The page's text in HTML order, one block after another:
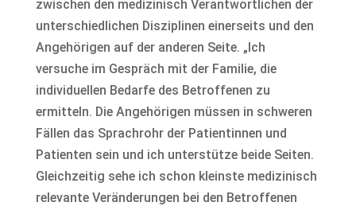
zwischen den medizinisch Verantwortlichen der
unterschiedlichen Disziplinen einerseits und den
Angehörigen auf der anderen Seite. „Ich
versuche im Gespräch mit der Familie, die
individuellen Bedarfe des Betroffenen zu
ermitteln. Die Angehörigen müssen in schweren
Fällen das Sprachrohr der Patientinnen und
Patienten sein und ich unterstütze beide Seiten.
Gleichzeitig sehe ich schon kleinste medizinisch
relevante Veränderungen bei den Betroffenen